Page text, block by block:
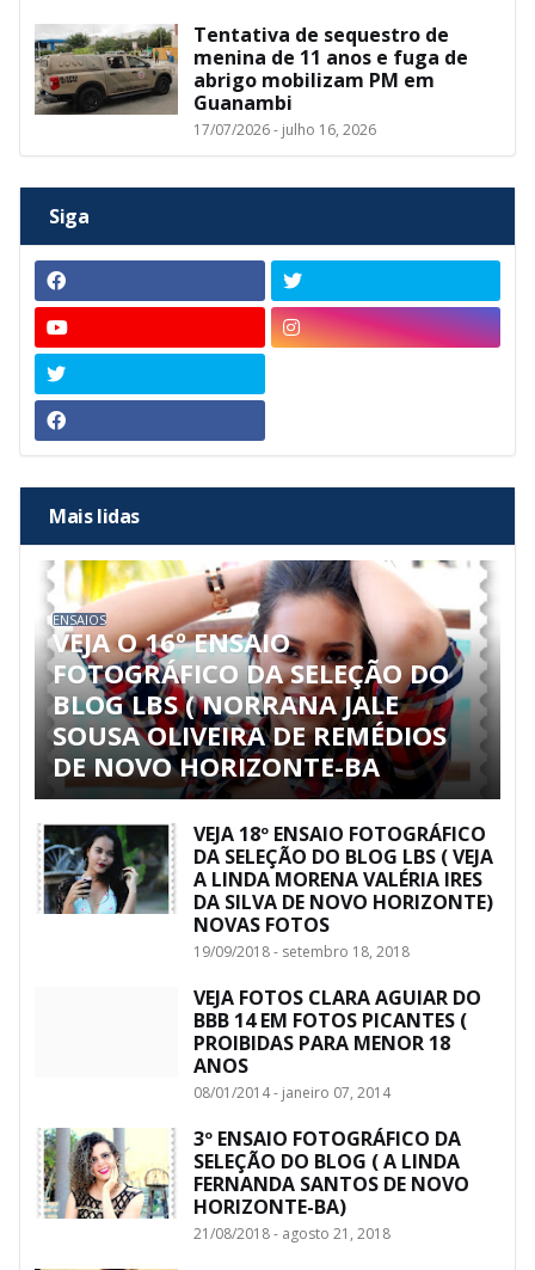
Tentativa de sequestro de
menina de 11 anos e fuga de
abrigo mobilizam PM em
Guanambi
17/07/2026 - julho 16, 2026
Siga
Mais lidas
ENSAIOS
VEJA O 16º ENSAIO
FOTOGRÁFICO DA SELEÇÃO DO
BLOG LBS ( NORRANA JALE
SOUSA OLIVEIRA DE REMÉDIOS
DE NOVO HORIZONTE-BA
VEJA 18º ENSAIO FOTOGRÁFICO
DA SELEÇÃO DO BLOG LBS ( VEJA
A LINDA MORENA VALÉRIA IRES
DA SILVA DE NOVO HORIZONTE)
NOVAS FOTOS
19/09/2018 - setembro 18, 2018
VEJA FOTOS CLARA AGUIAR DO
BBB 14 EM FOTOS PICANTES (
PROIBIDAS PARA MENOR 18
ANOS
08/01/2014 - janeiro 07, 2014
3º ENSAIO FOTOGRÁFICO DA
SELEÇÃO DO BLOG ( A LINDA
FERNANDA SANTOS DE NOVO
HORIZONTE-BA)
21/08/2018 - agosto 21, 2018